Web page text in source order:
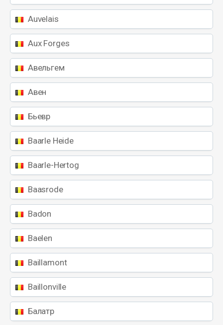
Auvelais
Aux Forges
Авельгем
Авен
Бьевр
Baarle Heide
Baarle-Hertog
Baasrode
Badon
Baelen
Baillamont
Baillonville
Балатр